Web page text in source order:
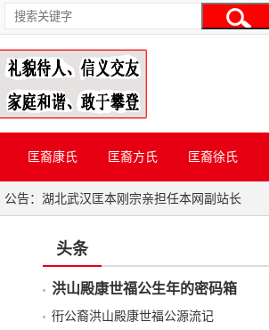
匡裔康氏 匡裔方氏 匡裔徐氏
公告：湖北武汉匡本刚宗亲担任本网副站长
头条
洪山殿康世福公生年的密码箱
衎公裔洪山殿康世福公源流记